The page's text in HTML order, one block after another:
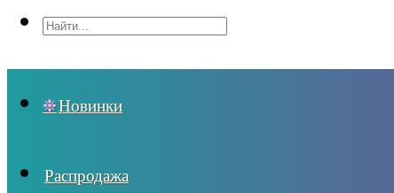
Новинки
Распродажа